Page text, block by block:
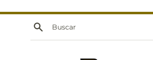
contenido
Buscar